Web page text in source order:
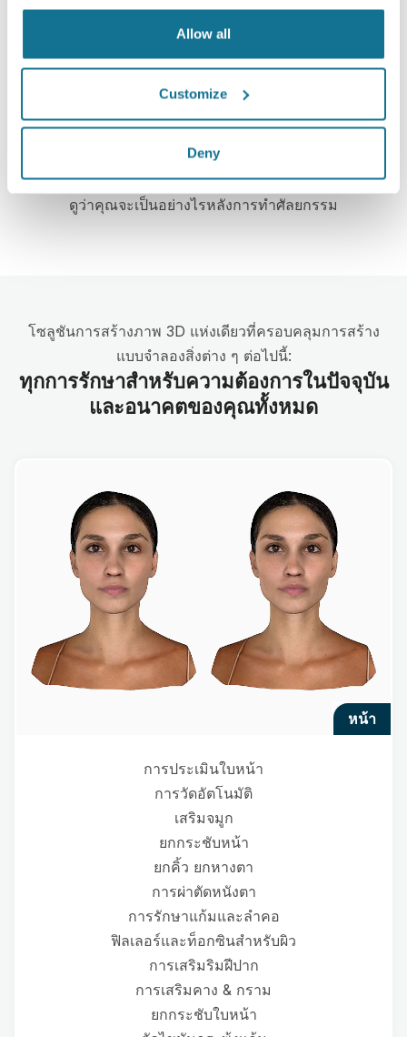
Allow all
Customize
Deny
3D simulator บน web-based เจ้าแรก และมีการใช้
งานจริงจากคุณหมอ 100 ประเทศ และแนะนำให้มีการ
ใช้จากสมาคมศัลยกรรมพลาสติก
คุณคนใหม่ในภาพ 3D
ดูว่าคุณจะเป็นอย่างไรหลังการทำศัลยกรรม
โซลูชันการสร้างภาพ 3D แห่งเดียวที่ครอบคลุมการสร้าง
แบบจำลองสิ่งต่าง ๆ ต่อไปนี้:
ทุกการรักษาสำหรับความต้องการในปัจจุบัน
และอนาคตของคุณทั้งหมด
หน้า
การประเมินใบหน้า
การวัดอัตโนมัติ
เสริมจมูก
ยกกระชับหน้า
ยกคิ้ว ยกหางตา
การผ่าตัดหนังตา
การรักษาแก้มและลำคอ
ฟิลเลอร์และท็อกซินสำหรับผิว
การเสริมริมฝีปาก
การเสริมคาง & กราม
ยกกระชับใบหน้า